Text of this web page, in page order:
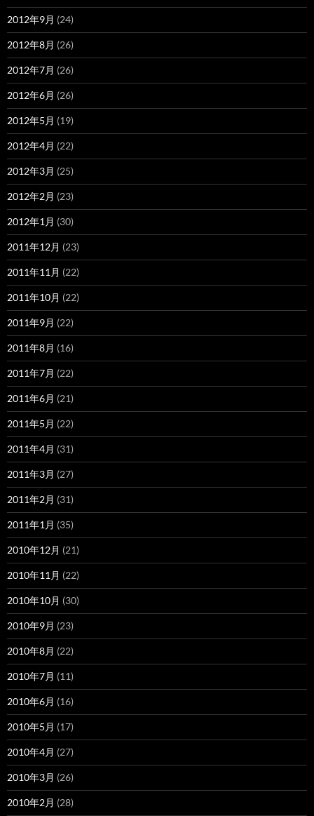
2012年9月 (24)
2012年8月 (26)
2012年7月 (26)
2012年6月 (26)
2012年5月 (19)
2012年4月 (22)
2012年3月 (25)
2012年2月 (23)
2012年1月 (30)
2011年12月 (23)
2011年11月 (22)
2011年10月 (22)
2011年9月 (22)
2011年8月 (16)
2011年7月 (22)
2011年6月 (21)
2011年5月 (22)
2011年4月 (31)
2011年3月 (27)
2011年2月 (31)
2011年1月 (35)
2010年12月 (21)
2010年11月 (22)
2010年10月 (30)
2010年9月 (23)
2010年8月 (22)
2010年7月 (11)
2010年6月 (16)
2010年5月 (17)
2010年4月 (27)
2010年3月 (26)
2010年2月 (28)